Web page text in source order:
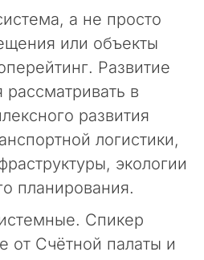
а не просто
или объекты
Развитие
рассматривать в
развития
логистики,
экологии
планирования.
Спикер
от Счётной палаты и